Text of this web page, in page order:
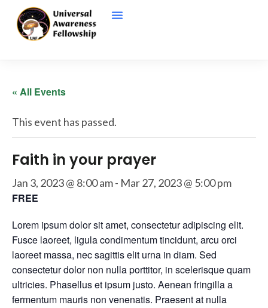
« All Events
This event has passed.
Faith in your prayer
Jan 3, 2023 @ 8:00 am- Mar 27, 2023 @ 5:00 pm
FREE
Lorem ipsum dolor sit amet, consectetur adipiscing elit.
Fusce laoreet, ligula condimentum tincidunt, arcu orci
laoreet massa, nec sagittis elit urna in diam. Sed
consectetur dolor non nulla porttitor, in scelerisque quam
ultricies. Phasellus et ipsum justo. Aenean fringilla a
fermentum mauris non venenatis. Praesent at nulla